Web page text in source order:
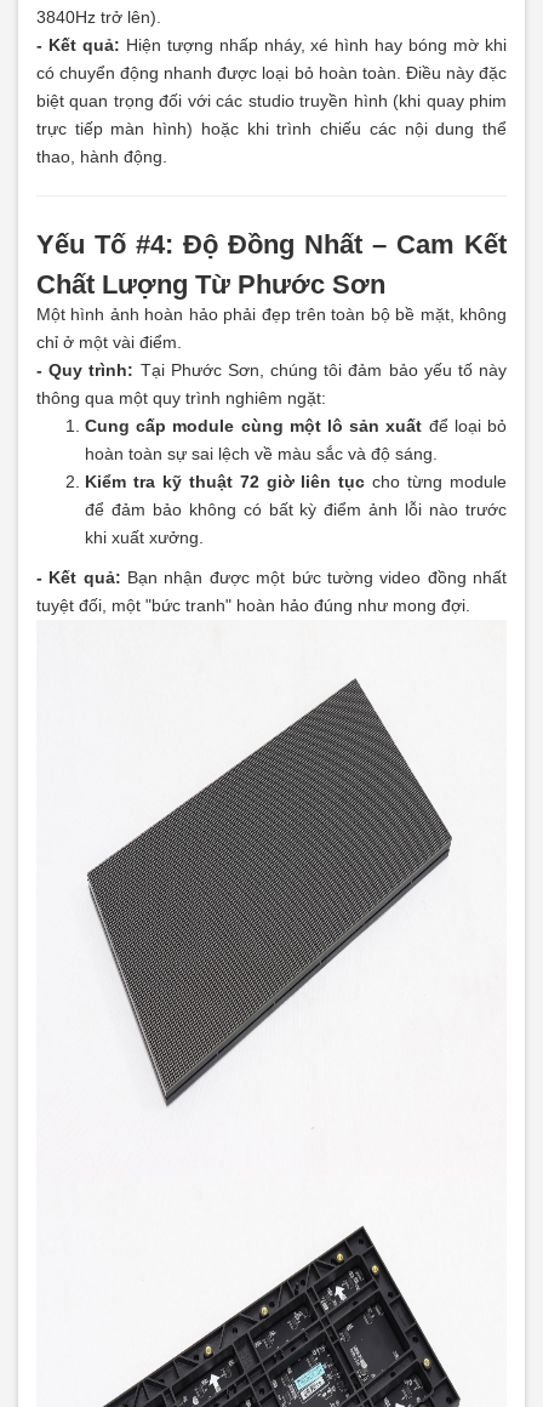
3840Hz trở lên).
- Kết quả: Hiện tượng nhấp nháy, xé hình hay bóng mờ khi
có chuyển động nhanh được loại bỏ hoàn toàn. Điều này đặc
biệt quan trọng đối với các studio truyền hình (khi quay phim
trực tiếp màn hình) hoặc khi trình chiếu các nội dung thể
thao, hành động.
Yếu Tố #4: Độ Đồng Nhất – Cam Kết
Chất Lượng Từ Phước Sơn
Một hình ảnh hoàn hảo phải đẹp trên toàn bộ bề mặt, không
chỉ ở một vài điểm.
- Quy trình: Tại Phước Sơn, chúng tôi đảm bảo yếu tố này
thông qua một quy trình nghiêm ngặt:
Cung cấp module cùng một lô sản xuất để loại bỏ
hoàn toàn sự sai lệch về màu sắc và độ sáng.
Kiểm tra kỹ thuật 72 giờ liên tục cho từng module
để đảm bảo không có bất kỳ điểm ảnh lỗi nào trước
khi xuất xưởng.
- Kết quả: Bạn nhận được một bức tường video đồng nhất
tuyệt đối, một "bức tranh" hoàn hảo đúng như mong đợi.